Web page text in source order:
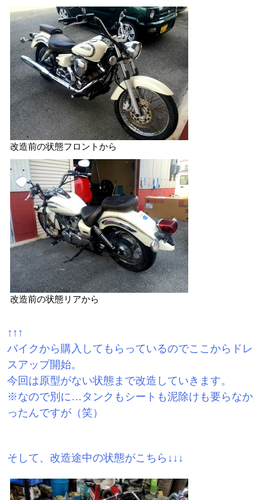
改造前の状態フロントから
改造前の状態リアから
↑↑↑
バイクから購入してもらっているのでここからドレ
スアップ開始。
今回は原型がない状態まで改造していきます。
※なので別に…タンクもシートも泥除けも要らなか
ったんですが（笑）
そして、改造途中の状態がこちら↓↓↓